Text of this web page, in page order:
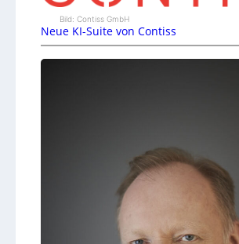
Bild: Contiss GmbH
Neue KI-Suite von Contiss